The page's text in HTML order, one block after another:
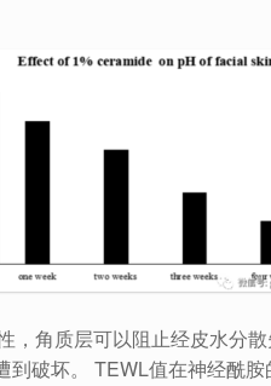
，角质层可以阻止经皮水分
破坏。 TEWL值在神经酰胺